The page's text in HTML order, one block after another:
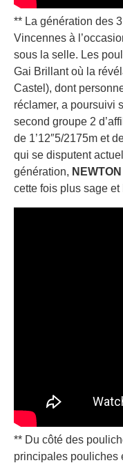
** La génération des
Vincennes à
sous la selle. Les
Gai Brillant où la
Castel), dont
réclamer, a poursuivi
second groupe 2
de 1’12″5/2175m et
qui se disputent
génération,
cette fois plus sage et
** Du côté des
principales pouliches